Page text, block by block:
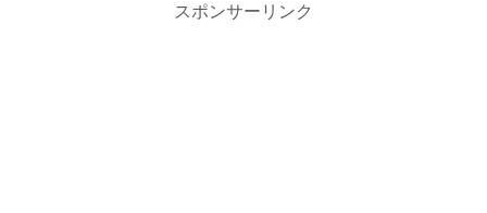
スポンサーリンク